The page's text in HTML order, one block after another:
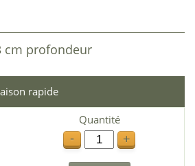
cm profondeur
rapide
Quantité
-
+